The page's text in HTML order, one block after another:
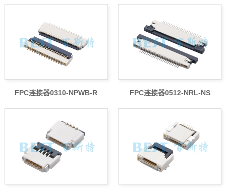
FPC连接器0310-NPWB-R FPC连接器0512-NRL-NS